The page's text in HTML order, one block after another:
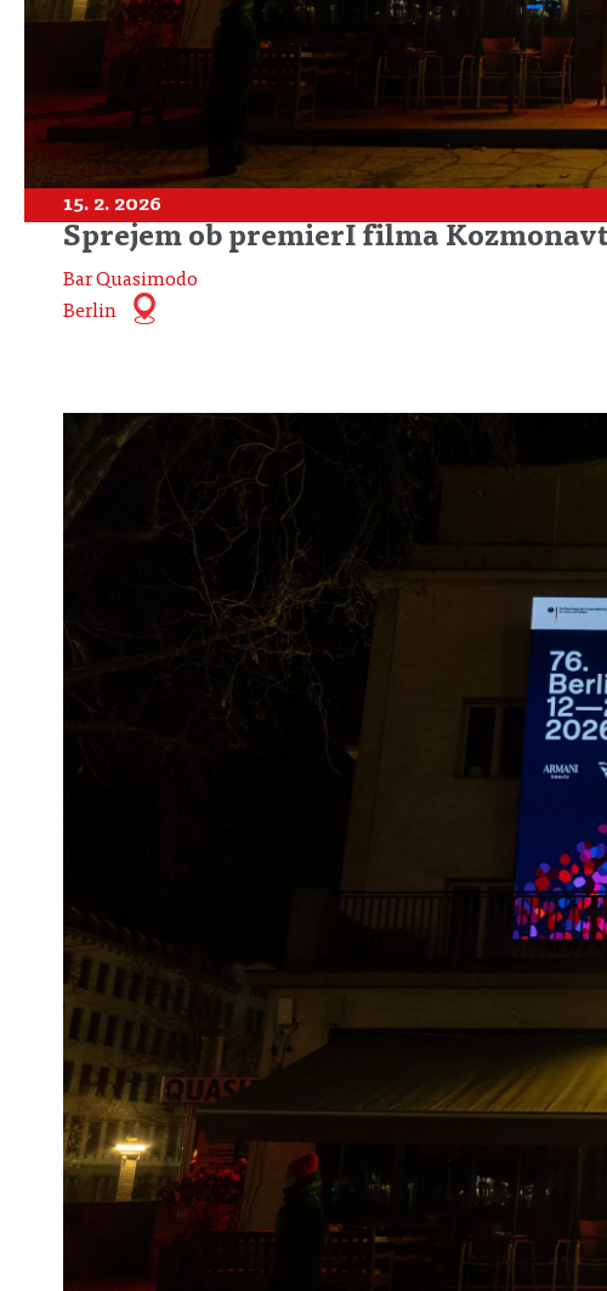
15. 2. 2026
Sprejem ob premierI filma
Bar Quasimodo
Berlin